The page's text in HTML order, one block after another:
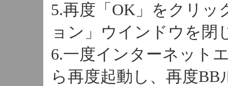
5.再度「OK」をクリ
ョン」ウインドウを閉
6.一度インターネット
ら再度起動し、再度